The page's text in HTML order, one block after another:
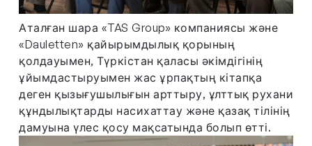
Аталған шара «TAS Group» компаниясы және
«Dauletten» қайырымдылық қорының
қолдауымен, Түркістан қаласы әкімдігінің
ұйымдастыруымен жас ұрпақтың кітапқа
деген қызығушылығын арттыру, ұлттық рухани
құндылықтарды насихаттау және қазақ тілінің
дамуына үлес қосу мақсатында болып өтті.